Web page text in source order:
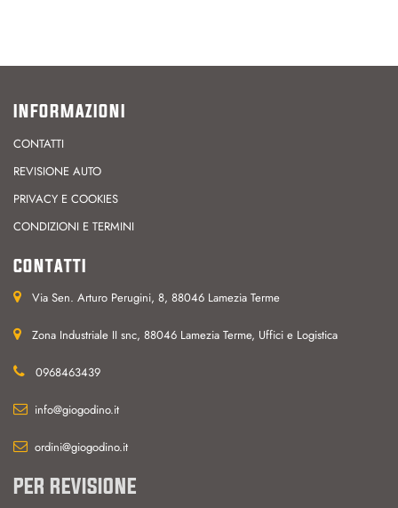
INFORMAZIONI
CONTATTI
REVISIONE AUTO
PRIVACY E COOKIES
CONDIZIONI E TERMINI
CONTATTI
Via Sen. Arturo Perugini, 8, 88046 Lamezia Terme
Zona Industriale II snc, 88046 Lamezia Terme, Uffici e Logistica
0968463439
info@giogodino.it
ordini@giogodino.it
PER REVISIONE